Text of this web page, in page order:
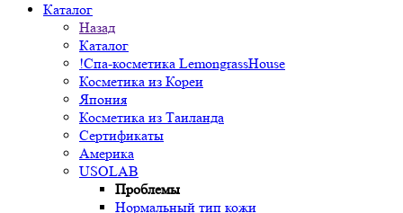
Каталог
Назад
Каталог
!Спа-косметика LemongrassHouse
Косметика из Кореи
Япония
Косметика из Таиланда
Сертификаты
Америка
USOLAB
Проблемы
Нормальный тип кожи